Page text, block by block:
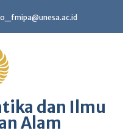
dan Ilmu
Alam